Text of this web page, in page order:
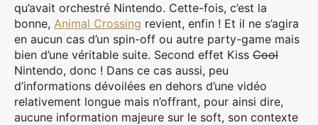
qu’avait orchestré Nintendo. Cette-fois, c’est la
bonne, Animal Crossing revient, enfin ! Et il ne s’agira
en aucun cas d’un spin-off ou autre party-game mais
bien d’une véritable suite. Second effet Kiss Cool
Nintendo, donc ! Dans ce cas aussi, peu
d’informations dévoilées en dehors d’une vidéo
relativement longue mais n’offrant, pour ainsi dire,
aucune information majeure sur le soft, son contexte